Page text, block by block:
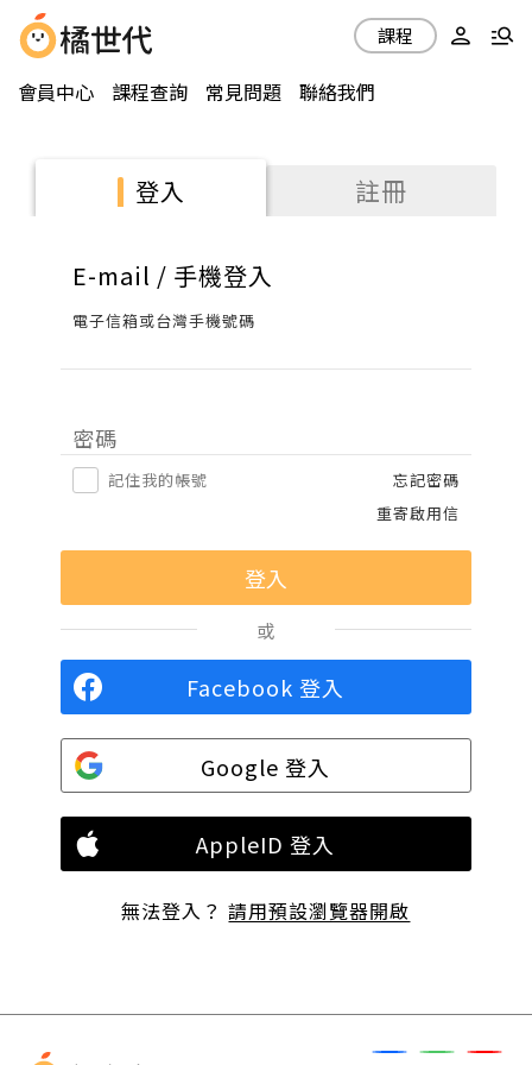
會員中心 課程查詢 常見問題 聯絡我們
課程
登入 註冊
E-mail / 手機登入
電子信箱或台灣手機號碼
密碼
記住我的帳號
忘記密碼
重寄啟用信
或
Facebook 登入
Google 登入
AppleID 登入
無法登入？請用預設瀏覽器開啟